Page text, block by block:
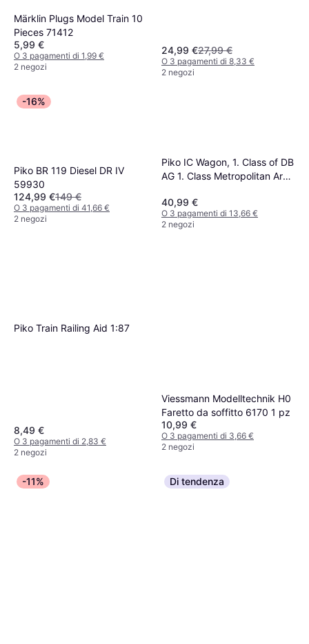
pronto, già assemblato DB
2 negozi
Märklin Plugs Model Train 10
Pieces 71412
5,99 €
O 3 pagamenti di 1,99 €
2 negozi
24,99 €27,99 €
O 3 pagamenti di 8,33 €
2 negozi
-16%
Piko BR 119 Diesel DR IV
59930
124,99 €149 €
O 3 pagamenti di 41,66 €
2 negozi
Piko IC Wagon, 1. Class of DB
AG 1. Class Metropolitan Area
40,99 €
O 3 pagamenti di 13,66 €
2 negozi
Piko Train Railing Aid 1:87
8,49 €
O 3 pagamenti di 2,83 €
2 negozi
Viessmann Modelltechnik H0
Faretto da soffitto 6170 1 pz
10,99 €
O 3 pagamenti di 3,66 €
2 negozi
-11% Di tendenza